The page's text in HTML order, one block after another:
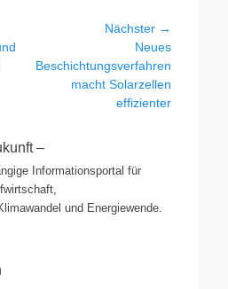
Nächster →
Beitrag:
Neues
Beschichtungsverfahren
macht Solarzellen
effizienter
–
Informationsportal für
und Energiewende.